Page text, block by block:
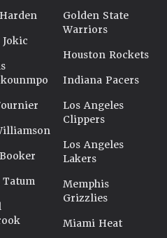
Tatum
Golden State
Warriors
Houston Rockets
Indiana Pacers
Los Angeles
Clippers
Los Angeles
Lakers
Memphis
Grizzlies
Miami Heat